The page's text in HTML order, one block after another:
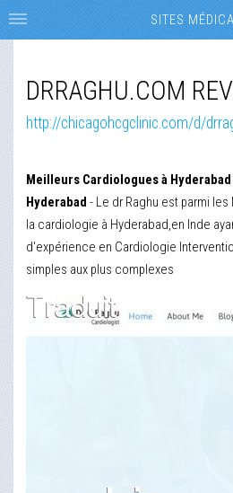
DRRAGHU.COM
http://chicagohcgclinic.com/d/
Meilleurs Cardiologues à
Hyderabad - Le dr Raghu est parmi
la cardiologie à Hyderabad,en Inde
d'expérience en Cardiologie
simples aux plus complexes
SITES